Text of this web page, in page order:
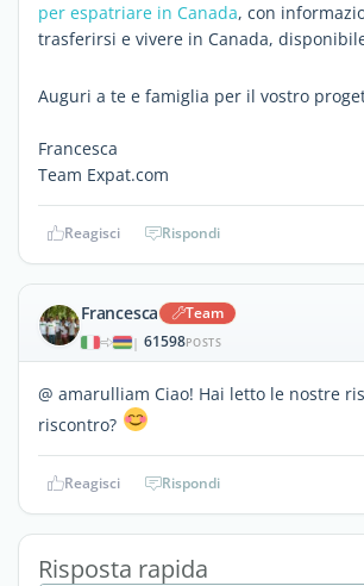
per espatriare in Canada, con
trasferirsi e vivere in Canada,
Auguri a te e famiglia per il vostro
Francesca
Team Expat.com
Reagisci Rispondi
Francesca Team
| 61598POSTS
@ amarulliam Ciao! Hai letto le nostre
riscontro?
Reagisci Rispondi
Risposta rapida